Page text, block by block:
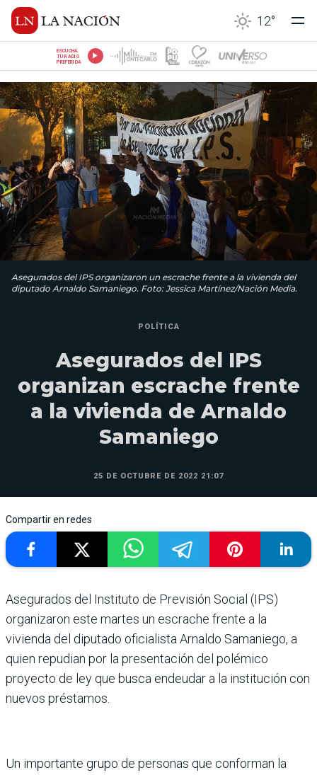
12°
ESCUCHÁ
TU RADIO
PREFERIDA
Asegurados del IPS organizaron un escrache frente a la vivienda del
diputado Arnaldo Samaniego. Foto: Jessica Martínez/Nación Media.
POLÍTICA
Asegurados del IPS
organizan escrache frente
a la vivienda de Arnaldo
Samaniego
25 DE OCTUBRE DE 2022 21:07
Compartir en redes
Asegurados del Instituto de Previsión Social (IPS)
organizaron este martes un escrache frente a la
vivienda del diputado oficialista Arnaldo Samaniego, a
quien repudian por la presentación del polémico
proyecto de ley que busca endeudar a la institución con
nuevos préstamos.
Un importante grupo de personas que conforman la